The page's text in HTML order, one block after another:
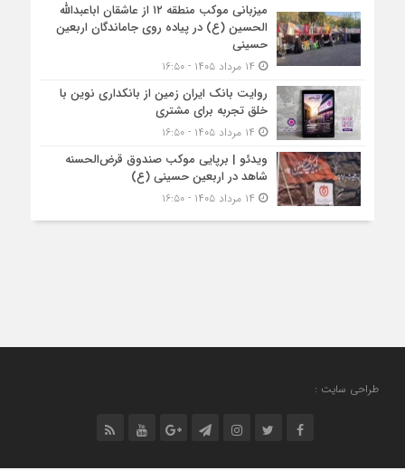
میزبانی موکب منطقه ۱۲ از عاشقان اباعبدالله
الحسین (ع) در پیاده روی جاماندگان اربعین
حسینی
روایت بانک ایران زمین از بانکداری نوین با
خلق تجربه برای مشتری
ویدئو | برپایی موکب صندوق قرض‌الحسنه
شاهد در اربعین حسینی (ع)
طراحی سایت :